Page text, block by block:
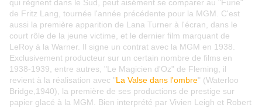
qui règnent dans le Sud, peut aisément se comparer au "Furie"
de Fritz Lang, tournée l'année précédente pour la MGM. C'est
aussi la première apparition de Lana Turner à l'écran, dans le
court rôle de la jeune victime, et le dernier film marquant de
LeRoy à la Warner. Il signe un contrat avec la MGM en 1938.
Exclusivement producteur sur un certain nombre de films en
1938-1939, entre autres, "Le Magicien d'Oz" de Fleming, il
revient à la réalisation avec "La Valse dans l'ombre" (Waterloo
Bridge,1940), la première de ses productions de prestige sur
papier glacé à la MGM. Bien interprété par Vivien Leigh et Robert